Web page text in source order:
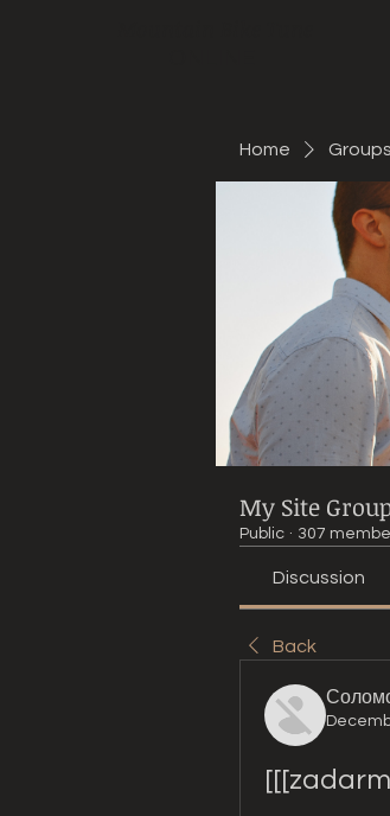
Home Groups
My Site
Public · 307
Discussion
Back